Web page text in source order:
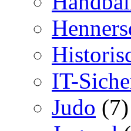
IT-
Judo (7)